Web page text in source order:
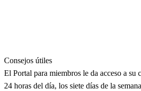
Consejos útiles
El Portal para miembros le da acceso a su
24 horas del día, los siete días de la